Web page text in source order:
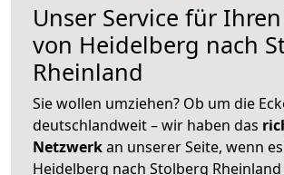
Unser Service für
von Heidelberg nach
Rheinland
Sie wollen umziehen? Ob um die
deutschlandweit – wir haben das
Netzwerkan unserer Seite, wenn
Heidelberg nach Stolberg